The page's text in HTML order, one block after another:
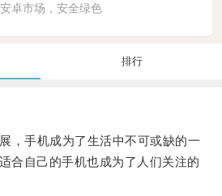
安卓市场，安全绿色
排行
手机成为了生活中不可或缺的一
合自己的手机也成为了人们关注的